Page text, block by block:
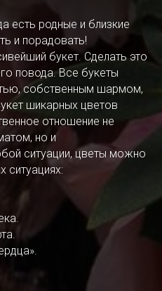
есть родные и близкие
и порадовать!
букет. Сделать это
повода. Все букеты
собственным шармом,
шикарных цветов
отношение не
но и
ситуации, цветы можно
ситуациях: